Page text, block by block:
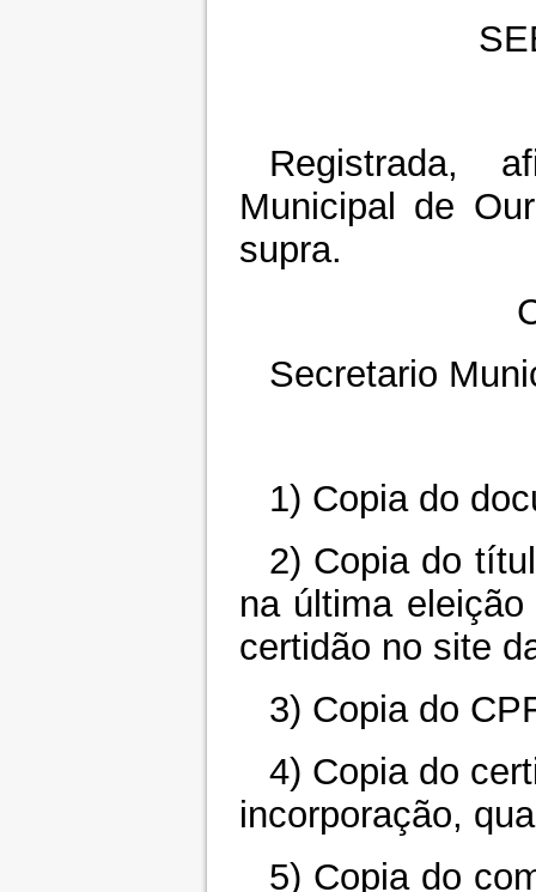
Registrada,
Municipal de
supra.
Secretario
1) Copia do
2) Copia do
na última
certidão no site
3) Copia do
4) Copia do
incorporação,
5) Copia do